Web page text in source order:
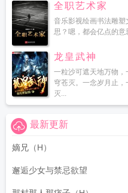
全职艺术家
音乐影视绘画书法雕
思？嗯，都会亿点的意
龙皇武神
一粒沙可遮天地万物
穹苍灭。一念岁月止
灭...
最新更新
嫡兄（H）
邂逅少女与禁忌欲望